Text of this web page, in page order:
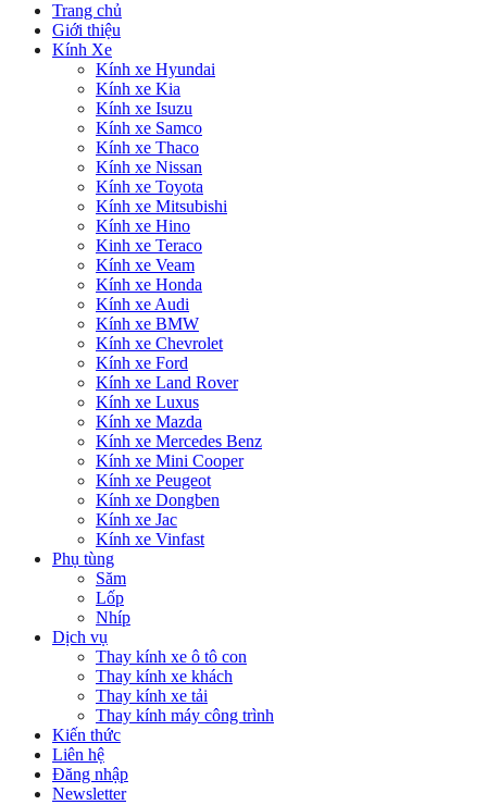
Trang chủ
Giới thiệu
Kính Xe
Kính xe Hyundai
Kính xe Kia
Kính xe Isuzu
Kính xe Samco
Kính xe Thaco
Kính xe Nissan
Kính xe Toyota
Kính xe Mitsubishi
Kính xe Hino
Kinh xe Teraco
Kính xe Veam
Kính xe Honda
Kính xe Audi
Kính xe BMW
Kính xe Chevrolet
Kính xe Ford
Kính xe Land Rover
Kính xe Luxus
Kính xe Mazda
Kính xe Mercedes Benz
Kính xe Mini Cooper
Kính xe Peugeot
Kính xe Dongben
Kính xe Jac
Kính xe Vinfast
Phụ tùng
Săm
Lốp
Nhíp
Dịch vụ
Thay kính xe ô tô con
Thay kính xe khách
Thay kính xe tải
Thay kính máy công trình
Kiến thức
Liên hệ
Đăng nhập
Newsletter